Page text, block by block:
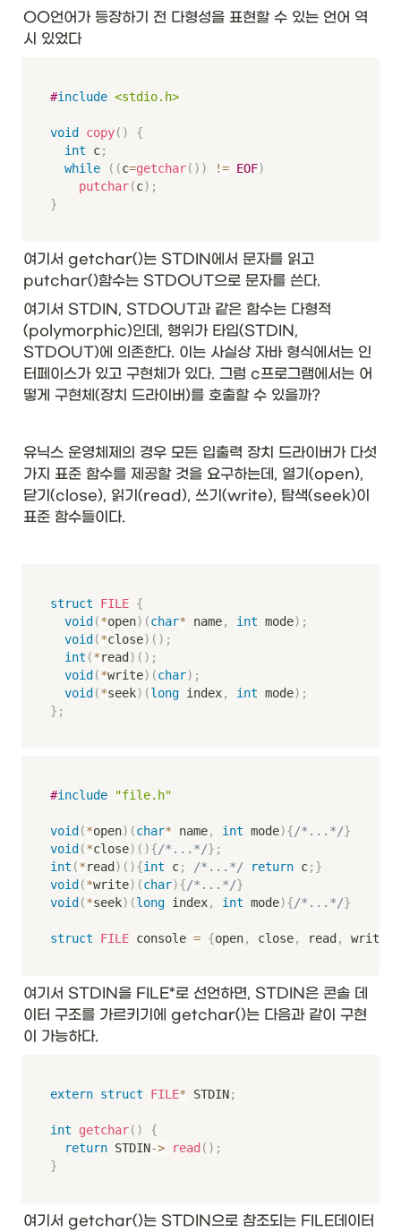
OO언어가 등장하기 전 다형성을 표현할 수 있는 언어 역
시 있었다
#include <stdio.h>
void copy( )
{
int c;
while
( (c=getchar( ) ) != EOF)
putchar(c) ;
}
여기서 getchar()는 STDIN에서 문자를 읽고
putchar()함수는 STDOUT으로 문자를 쓴다.
여기서 STDIN, STDOUT과 같은 함수는 다형적
(polymorphic)인데, 행위가 타입(STDIN,
STDOUT)에 의존한다. 이는 사실상 자바 형식에서는 인
터페이스가 있고 구현체가 있다. 그럼 c프로그램에서는 어
떻게 구현체(장치 드라이버)를 호출할 수 있을까?
유닉스 운영체제의 경우 모든 입출력 장치 드라이버가 다섯
가지 표준 함수를 제공할 것을 요구하는데, 열기(open),
닫기(close), 읽기(read), 쓰기(write), 탐색(seek)이
표준 함수들이다.
struct FILE {
void (*open) (char* name, int mode) ;
void (*close) ( ) ;
int (*read ) ( ) ;
void (*write) (char) ;
void (*seek) (long index, int mode) ;
} ;
#include "file.h"
void (*open) (char* name, int mode){/*...*/}
void (*close) ( ){/*...*/} ;
int (*read ) ( ){int c; /*...*/ return c; }
void (*write) (char){/*...*/}
void (*seek) (long index, int mode){/*...*/}
struct FILE console = {open, close, read , write
여기서 STDIN을 FILE*로 선언하면, STDIN은 콘솔 데
이터 구조를 가르키기에 getchar()는 다음과 같이 구현
이 가능하다.
extern struct FILE* STDIN;
int getchar( )
{
return STDIN-> read ( ) ;
}
여기서 getchar()는 STDIN으로 참조되는 FILE데이터